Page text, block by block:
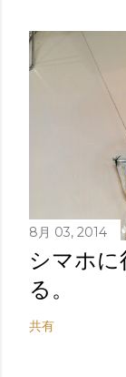
8月 03, 2014
シマホ
る。
共有